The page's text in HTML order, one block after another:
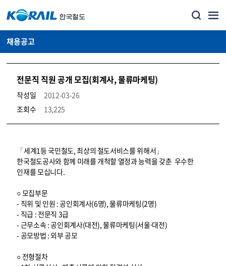
채용공고
전문직 직원 공개 모집(회계사, 물류마케팅)
작성일
2012-03-26
조회수
13,225
코레일소개_경영공시_채용공고 상세보기 – 내용, 파일, 담당자 연락처로 구성
「세계1등 국민철도, 최상의 철도서비스를 위해서」
한국철도공사와 함께 미래를 개척할 열정과 능력을 갖춘 우수한
인재를 모십니다.
○ 모집부문
- 직위 및 인원 : 공인회계사(6명), 물류마케팅(2명)
- 직급 : 전문직 3급
- 근무소속 : 공인회계사(대전), 물류마케팅(서울⋅대전)
- 공모방법 : 외부 공모
○ 전형절차